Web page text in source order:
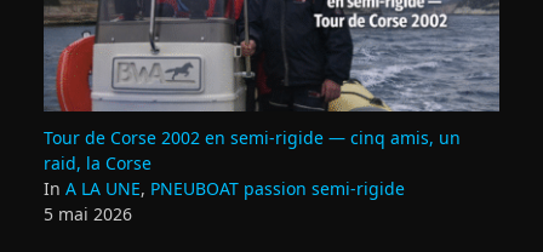
Tour de Corse 2002 en semi‑rigide — cinq amis, un
raid, la Corse
In A LA UNE, PNEUBOAT passion semi-rigide
5 mai 2026